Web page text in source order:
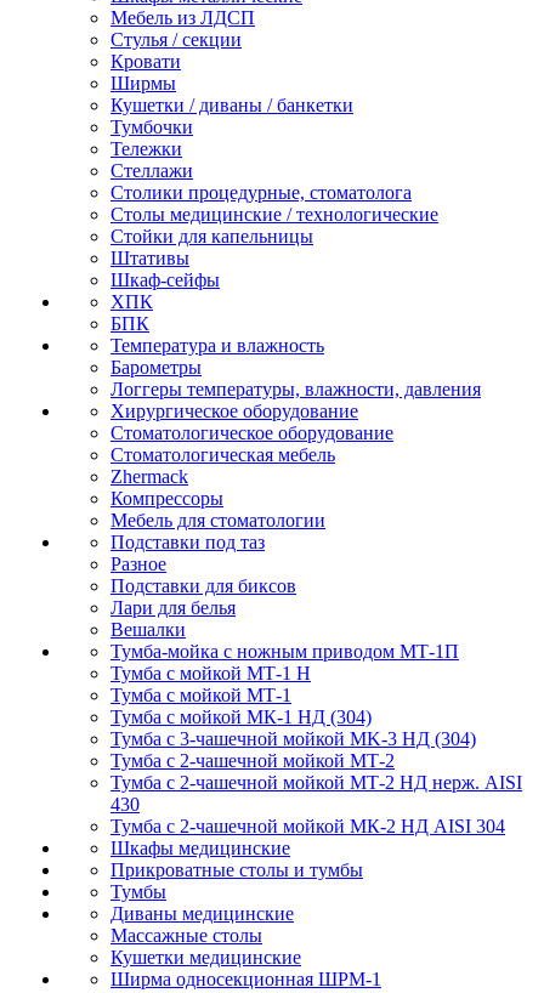
Мебель из ЛДСП
Стулья / секции
Кровати
Ширмы
Кушетки / диваны / банкетки
Тумбочки
Тележки
Стеллажи
Столики процедурные, стоматолога
Столы медицинские / технологические
Стойки для капельницы
Штативы
Шкаф-сейфы
ХПК
БПК
Температура и влажность
Барометры
Логгеры температуры, влажности, давления
Хирургическое оборудование
Стоматологическое оборудование
Стоматологическая мебель
Zhermack
Компрессоры
Мебель для стоматологии
Подставки под таз
Разное
Подставки для биксов
Лари для белья
Вешалки
Тумба-мойка с ножным приводом МТ-1П
Тумба с мойкой МТ-1 Н
Тумба с мойкой МТ-1
Тумба с мойкой МК-1 НД (304)
Тумба с 3-чашечной мойкой МK-3 НД (304)
Тумба с 2-чашечной мойкой МТ-2
Тумба с 2-чашечной мойкой МТ-2 НД нерж. AISI
430
Тумба с 2-чашечной мойкой МК-2 НД AISI 304
Шкафы медицинские
Прикроватные столы и тумбы
Тумбы
Диваны медицинские
Массажные столы
Кушетки медицинские
Ширма односекционная ШРМ-1